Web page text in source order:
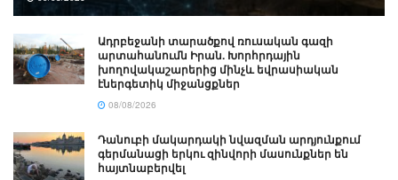
Ադրբեջանի տարածքով ռուսական գազի
արտահանումն Իրան. Խորհրդային
խողովակաշարերից մինչև եվրասիական
էներգետիկ միջանցքներ
08/08/2026
Դանուբի մակարդակի նվազման արդյունքում
գերմանացի երկու զինվորի մասունքներ են
հայտնաբերվել